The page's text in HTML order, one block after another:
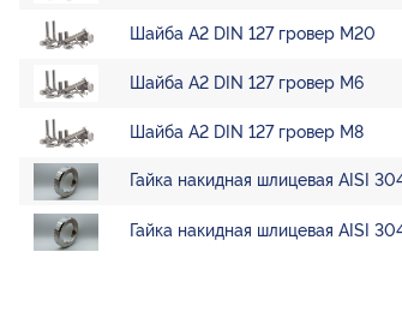
Шайба А2 DIN 127 гровер М20
Шайба А2 DIN 127 гровер М6
Шайба А2 DIN 127 гровер М8
Гайка накидная шлицевая AISI
Гайка накидная шлицевая AISI